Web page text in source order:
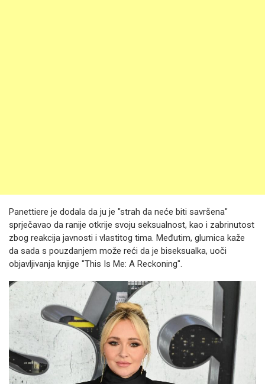
Panettiere je dodala da ju je "strah da neće biti savršena"
sprječavao da ranije otkrije svoju seksualnost, kao i zabrinutost
zbog reakcija javnosti i vlastitog tima. Međutim, glumica kaže
da sada s pouzdanjem može reći da je biseksualka, uoči
objavljivanja knjige "This Is Me: A Reckoning".